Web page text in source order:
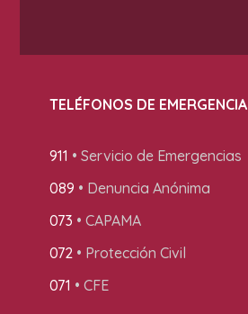
TELÉFONOS DE EMERGENCIA
911 • Servicio de Emergencias
089 • Denuncia Anónima
073 • CAPAMA
072• Protección Civil
071 • CFE